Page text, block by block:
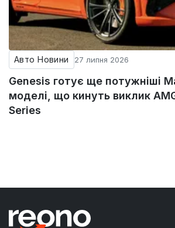
Авто Новини 27 липня 2026
Genesis готує ще потужніші
моделі, що кинуть виклик
Series